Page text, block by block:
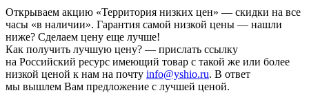
Открываем акцию «Территория низких цен» — скидки на все
часы «в наличии». Гарантия самой низкой цены — нашли
ниже? Сделаем цену еще лучше!
Как получить лучшую цену? — прислать ссылку
на Российский ресурс имеющий товар с такой же или более
низкой ценой к нам на почту info@yshio.ru. В ответ
мы вышлем Вам предложение с лучшей ценой.